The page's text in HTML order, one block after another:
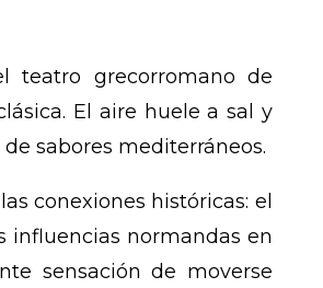
teatro grecorromano de
El aire huele a sal y
sabores mediterráneos.
conexiones históricas: el
influencias normandas en
sensación de moverse